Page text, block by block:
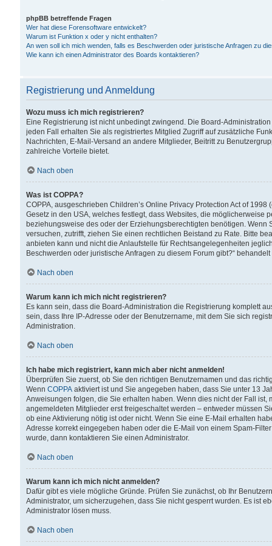
phpBB betreffende Fragen
Wer hat diese Forensoftware entwickelt?
Warum ist Funktion x oder y nicht enthalten?
An wen soll ich mich wenden, falls es Beschwerden oder juristische Anfragen zu
Wie kann ich einen Administrator des Boards kontaktieren?
Registrierung und Anmeldung
Wozu muss ich mich registrieren?
Eine Registrierung ist nicht unbedingt zwingend. Die Board-
jeden Fall erhalten Sie als registriertes Mitglied Zugriff auf zusätzliche
Nachrichten, E-Mail-Versand an andere Mitglieder, Beitritt zu
zahlreiche Vorteile bietet.
Nach oben
Was ist COPPA?
COPPA, ausgeschrieben Children’s Online Privacy Protection Act of
Gesetz in den USA, welches festlegt, dass Websites, die
beziehungsweise des oder der Erziehungsberechtigten benötigen.
versuchen, zutrifft, ziehen Sie einen rechtlichen Beistand zu Rate. Bitte
anbieten kann und nicht die Anlaufstelle für Rechtsangelegenheiten
Beschwerden oder juristische Anfragen zu diesem Forum gibt?“
Nach oben
Warum kann ich mich nicht registrieren?
Es kann sein, dass die Board-Administration die Registrierung komplett
sein, dass Ihre IP-Adresse oder der Benutzername, mit dem Sie sich
Administration.
Nach oben
Ich habe mich registriert, kann mich aber nicht anmelden!
Überprüfen Sie zuerst, ob Sie den richtigen Benutzernamen und das
Wenn COPPA aktiviert ist und Sie angegeben haben, dass Sie unter 13
Anweisungen folgen, die Sie erhalten haben. Wenn dies nicht der Fall
angemeldeten Mitglieder erst freigeschaltet werden – entweder müssen
ob eine Aktivierung nötig ist oder nicht. Wenn Sie eine E-Mail erhalten
Adresse korrekt eingegeben haben oder die E-Mail von einem Spam-
wurde, dann kontaktieren Sie einen Administrator.
Nach oben
Warum kann ich mich nicht anmelden?
Dafür gibt es viele mögliche Gründe. Prüfen Sie zunächst, ob Ihr
Administrator, um sicherzugehen, dass Sie nicht gesperrt wurden. Es ist
Administrator lösen muss.
Nach oben